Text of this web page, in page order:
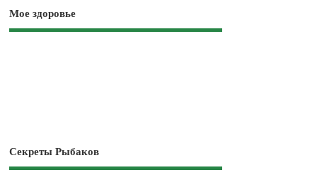
Мое здоровье
Секреты Рыбаков